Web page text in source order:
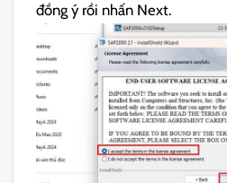
đồng ý rồi nhấn Next.